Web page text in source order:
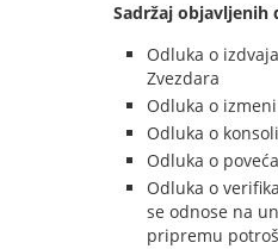
Sadržaj objavljenih
Odluka o
Zvezdara
Odluka o
Odluka o
Odluka o
Odluka o
se odnose na
pripremu